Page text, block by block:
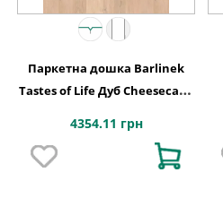
Паркетна дошка Barlinek
Tastes of Life Дуб Cheesecake
4354.11 грн